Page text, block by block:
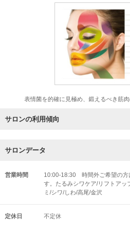
表情菌を的確に見極め、鍛えるべき筋
サロンの利用傾向
サロンデータ
営業時間
10:00-18:30 時間外ご希望の方
す。たるみシワケア/リフトアッ
ミ/シワ/しわ/高尾/金沢
定休日 不定休